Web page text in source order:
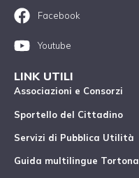
Facebook
Youtube
LINK UTILI
Associazioni e Consorzi
Sportello del Cittadino
Servizi di Pubblica Utilità
Guida multilingue Tortona